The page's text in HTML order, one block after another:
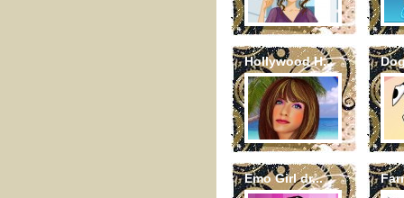
Hollywood H...
Emo Girl dr...